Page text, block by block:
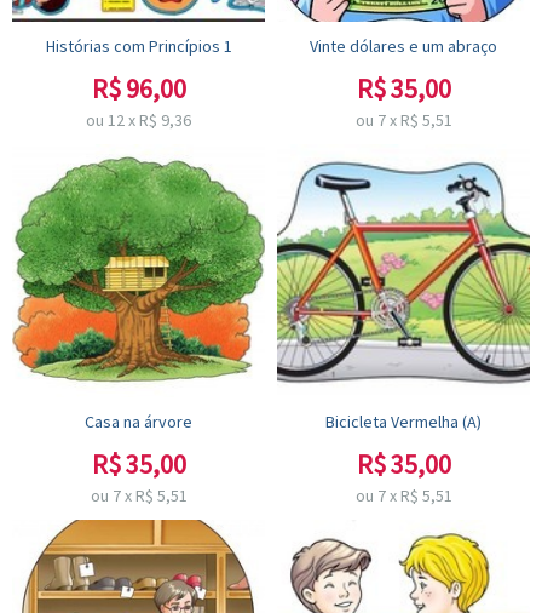
Histórias com Princípios 1
R$96,00
ou 12x R$ 9,36
Vinte dólares e um abraço
R$35,00
ou 7x R$ 5,51
Casa na árvore
R$35,00
ou 7x R$ 5,51
Bicicleta Vermelha (A)
R$35,00
ou 7x R$ 5,51